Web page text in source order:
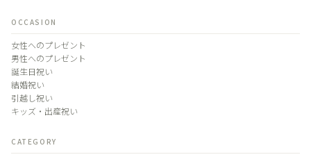
OCCASION
女性へのプレゼント
男性へのプレゼント
誕生日祝い
結婚祝い
引越し祝い
キッズ・出産祝い
CATEGORY